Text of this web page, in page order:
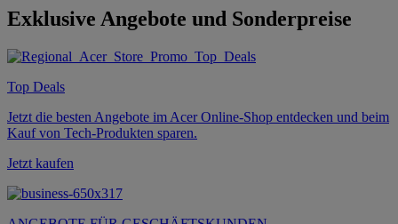
Exklusive Angebote und Sonderpreise
Top Deals
Jetzt die besten Angebote im Acer Online-Shop entdecken und beim
Kauf von Tech-Produkten sparen.
Jetzt kaufen